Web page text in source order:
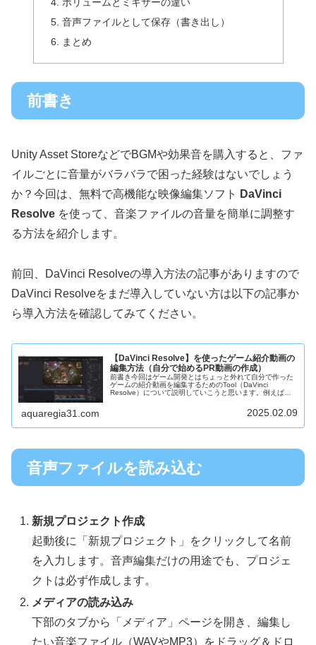
音声ファイルとして保存（書き出し）
まとめ
前書き
Unity Asset StoreなどでBGMや効果音を購入すると、ファ
イルごとに音量がバラバラで困った経験はないでしょう
か？今回は、無料で高機能な映像編集ソフト
DaVinci
Resolve を使って、音楽ファイルの音量を簡単に調整す
る方法を紹介します。
前回、DaVinci Resolveの導入方法の記事がありますので
DaVinci Resolveをまだ導入していない方は以下の記事か
ら導入方法を確認してみてください。
【DaVinci Resolve】を使ったゲーム紹介動画の
編集方法（自分で始めるPR動画の作成）
前書き今回はゲーム開発とはちょっと外れて自分で作った
ゲームの紹介動画を編集するためのTool（DaVinci
Resolve）について説明していこうと思います。例えば
aquaregia31.com 2025.02.09
音声ファイルを読み込む
新規プロジェクト作成
起動後に「新規プロジェクト」をクリックして名前
を入力します。音声編集だけの用途でも、プロジェ
クトは必ず作成します。
メディアの読み込み
下部のタブから「メディア」ページを開き、編集し
たい音楽ファイル（WAVやMP3）をドラッグ＆ドロ